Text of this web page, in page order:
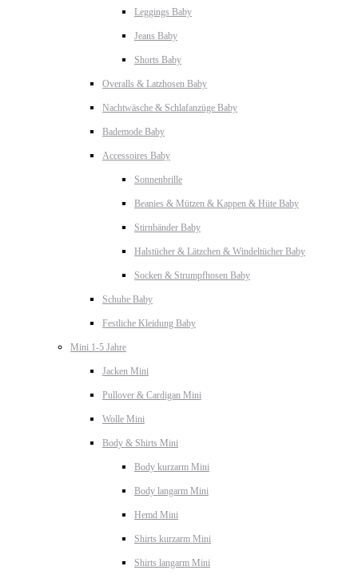
Leggings Baby
Jeans Baby
Shorts Baby
Overalls & Latzhosen Baby
Nachtwäsche & Schlafanzüge Baby
Bademode Baby
Accessoires Baby
Sonnenbrille
Beanies & Mützen & Kappen & Hüte Baby
Stirnbänder Baby
Halstücher & Lätzchen & Windeltücher Baby
Socken & Strumpfhosen Baby
Schuhe Baby
Festliche Kleidung Baby
Mini 1-5 Jahre
Jacken Mini
Pullover & Cardigan Mini
Wolle Mini
Body & Shirts Mini
Body kurzarm Mini
Body langarm Mini
Hemd Mini
Shirts kurzarm Mini
Shirts langarm Mini